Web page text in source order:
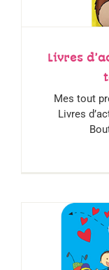
Livres
Mes tout
Livres